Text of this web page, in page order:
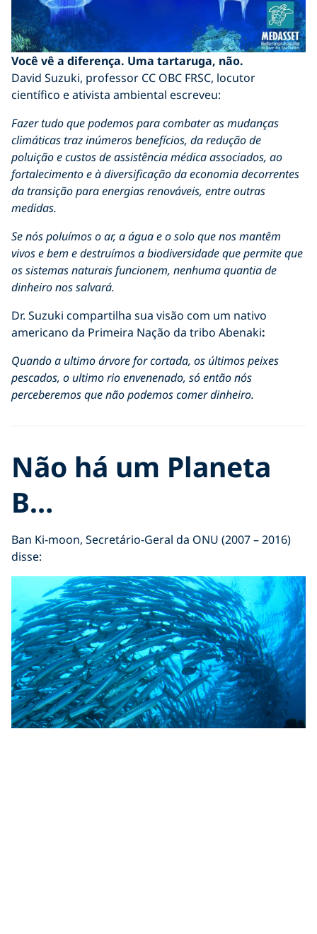
Você vê a diferença. Uma tartaruga, não.
David Suzuki, professor CC OBC FRSC, locutor
científico e ativista ambiental escreveu:
Fazer tudo que podemos para combater as mudanças
climáticas traz inúmeros benefícios, da redução de
poluição e custos de assistência médica associados, ao
fortalecimento e à diversificação da economia decorrentes
da transição para energias renováveis, entre outras
medidas.
Se nós poluímos o ar, a água e o solo que nos mantêm
vivos e bem e destruímos a biodiversidade que permite que
os sistemas naturais funcionem, nenhuma quantia de
dinheiro nos salvará.
Dr. Suzuki compartilha sua visão com um nativo
americano da Primeira Nação da tribo Abenaki:
Quando a ultimo árvore for cortada, os últimos peixes
pescados, o ultimo rio envenenado, só então nós
perceberemos que não podemos comer dinheiro.
Não há um Planeta
B…
Ban Ki-moon, Secretário-Geral da ONU (2007 – 2016)
disse: